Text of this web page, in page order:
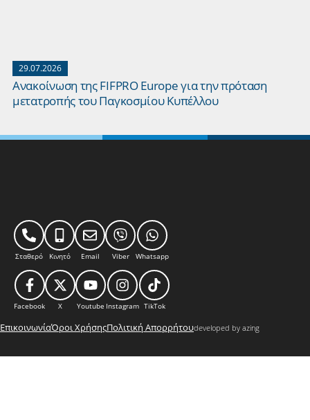
29.07.2026
Ανακοίνωση της FIFPRO Europe για την πρόταση
μετατροπής του Παγκοσμίου Κυπέλλου
Σταθερό Κινητό Email Viber Whatsapp
Facebook X Youtube Instagram TikTok
ΕπικοινωνίαΌροι ΧρήσηςΠολιτική Απορρήτουdeveloped by azing